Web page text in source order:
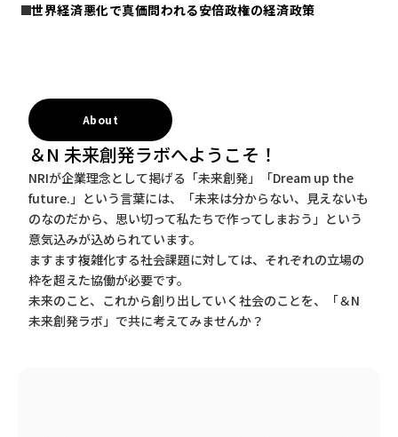
世界経済悪化で真価問われる安倍政権の経済政策
About
＆N 未来創発ラボへようこそ！
NRIが企業理念として掲げる「未来創発」「Dream up the
future.」という言葉には、「未来は分からない、見えないも
のなのだから、思い切って私たちで作ってしまおう」という
意気込みが込められています。
ますます複雑化する社会課題に対しては、それぞれの立場の
枠を超えた協働が必要です。
未来のこと、これから創り出していく社会のことを、「＆N
未来創発ラボ」で共に考えてみませんか？